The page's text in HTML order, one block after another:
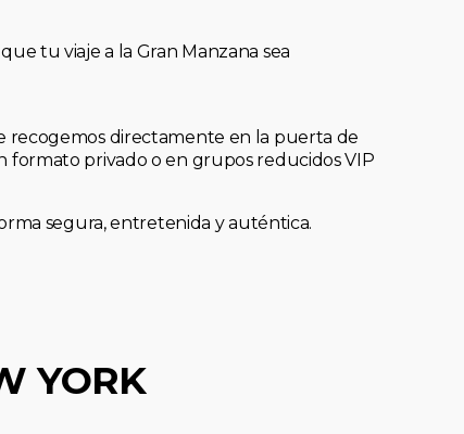
tu viaje a la Gran Manzana sea
recogemos directamente en la puerta de
formato privado o en grupos reducidos VIP
segura, entretenida y auténtica.
YORK